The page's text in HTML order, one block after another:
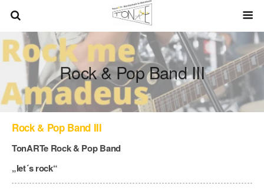
Rock & Pop Band III
Rock & Pop Band III
TonARTe Rock & Pop Band
„let´s rock“